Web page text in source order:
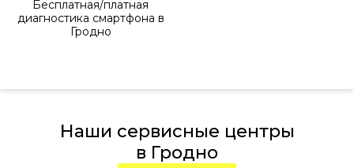
Бесплатная/платная
диагностика смартфона в
Гродно
Наши сервисные центры
в Гродно